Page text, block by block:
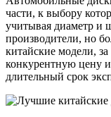
части, к выбору
учитывая диаметр и
производители, но
китайские модели, за
конкурентную цену и
длительный срок